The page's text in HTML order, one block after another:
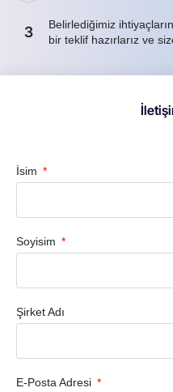
3
Belirlediğimiz
bir teklif hazırlarız ve
İsim
Soyisim
Şirket Adı
E-Posta Adresi